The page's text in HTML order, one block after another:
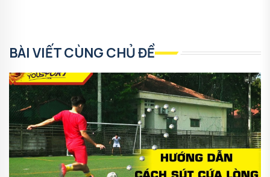
BÀI VIẾT CÙNG CHỦ ĐỀ